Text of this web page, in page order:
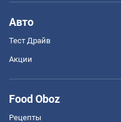
Авто
Тест Драйв
Акции
Food Oboz
Рецепты